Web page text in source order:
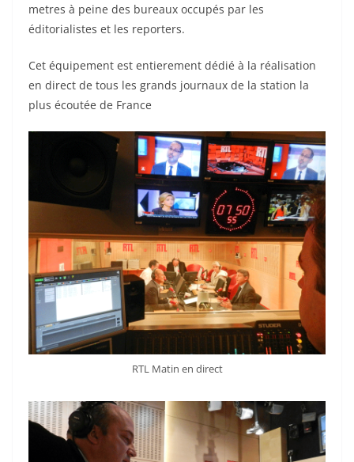
metres à peine des bureaux occupés par les
éditorialistes et les reporters.
Cet équipement est entierement dédié à la réalisation
en direct de tous les grands journaux de la station la
plus écoutée de France
RTL Matin en direct